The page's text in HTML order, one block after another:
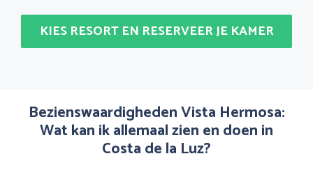
KIES RESORT EN RESERVEER JE KAMER
Bezienswaardigheden Vista Hermosa:
Wat kan ik allemaal zien en doen in
Costa de la Luz?